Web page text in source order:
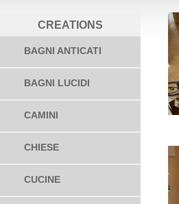
CREATIONS
BAGNI ANTICATI
BAGNI LUCIDI
CAMINI
CHIESE
CUCINE